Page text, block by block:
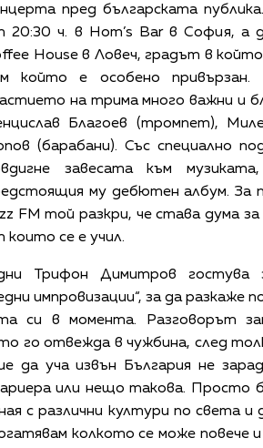
пред българската
20:30 ч. в Hom’s Bar в София, а
House в Ловеч, градът в
който е особено
на трима много важни и
Благоев (тромпет),
(барабани). Със специално
завесата към
му дебютен албум. За
FM той разкри, че става дума
които се е учил.
Трифон Димитров гостува
импровизации“, за да разкаже
си в момента. Разговорът
го отвежда в чужбина, след
да уча извън България не
или нещо такова. Просто
с различни култури по света и
колкото се може повече